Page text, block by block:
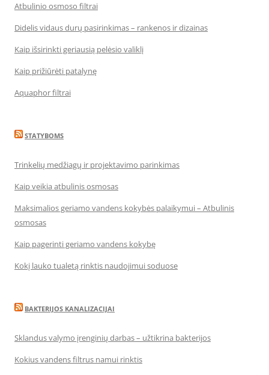
Atbulinio osmoso filtrai
Didelis vidaus durų pasirinkimas – rankenos ir dizainas
Kaip išsirinkti geriausią pelėsio valiklį
Kaip prižiūrėti patalynę
Aquaphor filtrai
STATYBOMS
Trinkelių medžiagų ir projektavimo parinkimas
Kaip veikia atbulinis osmosas
Maksimalios geriamo vandens kokybės palaikymui – Atbulinis
osmosas
Kaip pagerinti geriamo vandens kokybę
Kokį lauko tualetą rinktis naudojimui soduose
BAKTERIJOS KANALIZACIJAI
Sklandus valymo įrenginių darbas – užtikrina bakterijos
Kokius vandens filtrus namui rinktis